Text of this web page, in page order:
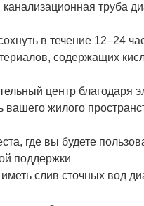
труба
в течение 12–24
содержащих
центр благодаря
жилого
где вы будете
поддержки
слив сточных вод